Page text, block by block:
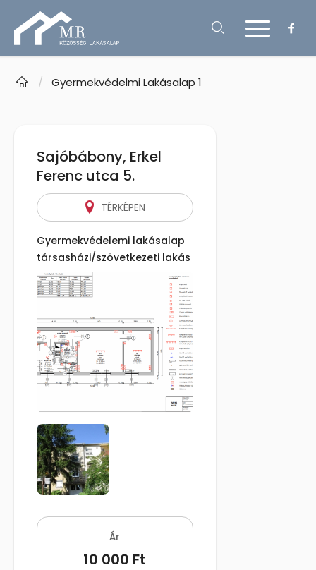
/ Gyermekvédelmi Lakásalap 1
Sajóbábony, Erkel
Ferenc utca 5.
TÉRKÉPEN
Gyermekvédelemi lakásalap
társasházi/szövetkezeti lakás
Ár
10 000 Ft